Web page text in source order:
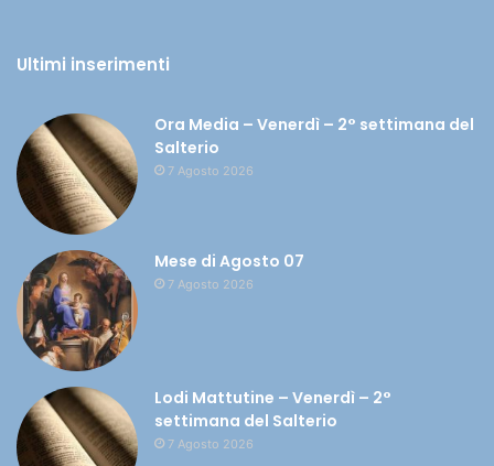
Ultimi inserimenti
Ora Media – Venerdì – 2° settimana del
Salterio
7 Agosto 2026
Mese di Agosto 07
7 Agosto 2026
Lodi Mattutine – Venerdì – 2°
settimana del Salterio
7 Agosto 2026